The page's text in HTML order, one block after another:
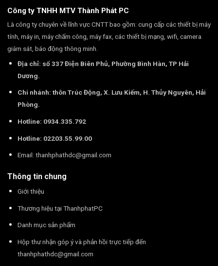
Công ty TNHH MTV Thành Phát PC
Là công ty chuyên về lĩnh vực CNTT bao gồm: cung cấp các thiết bị máy
tính, máy in, máy chấm công, máy fax, các thiết bị mạng, wifi, camera
giám sát, báo động thông minh.
Địa chỉ: số 337 Điện Biên Phủ, Phường Bình Hàn, TP Hải
Dương.
Chi nhánh: thôn Trúc Động, X. Lưu Kiếm, H. Thủy Nguyên, Hải
Phòng.
Hotline: 0934.335.792
Hotline: 02203.55.99.00
Email: thanhphathdc@gmail.com
Thông tin chung
Giới thiệu
Thương hiệu tại ThanhphatPC
Danh mục sản phẩm
Hộp thư nhận góp ý và phản hồi trực tiếp đến
thanhphathdc@gmail.com